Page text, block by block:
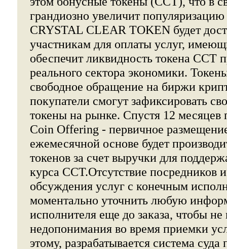
грандиозно увеличит
CRYSTAL CLEAR TOKEN будет
участникам для оплаты услуг,
обеспечит ликвидность токена CCT
реального сектора экономики.
свободное обращение на биржи
покупатели смогут зафиксировать
токены на рынке. Спустя 12
Coin Offering - первичное
ежемесячной основе будет
токенов за счет выручки для
курса CCT.Отсутствие посредников
обсуждения услуг с конечным
моментально уточнить любую
исполнителя еще до заказа, чтобы не
недопонимания во время приемки
этому, разрабатывается система